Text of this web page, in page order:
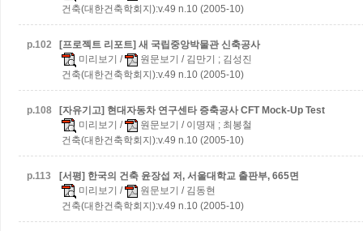
건축(대한건축학회지):v.49 n.10 (2005-10)
p.102
[프로젝트 리포트] 새 국립중앙박물관 신축공사
미리보기 / 원문보기 / 김만기 ; 김성진
건축(대한건축학회지):v.49 n.10 (2005-10)
p.108
[자유기고] 현대자동차 연구센타 증축공사 CFT Mock-Up Test
미리보기 / 원문보기 / 이명재 ; 최봉철
건축(대한건축학회지):v.49 n.10 (2005-10)
p.113 [서평] 한국의 건축 윤장섭 저, 서울대학교 출판부, 665면
미리보기 / 원문보기 / 김동현
건축(대한건축학회지):v.49 n.10 (2005-10)